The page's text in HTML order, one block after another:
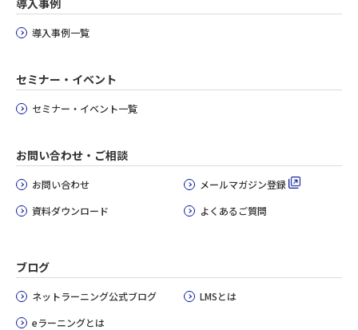
導入事例一覧
セミナー・イベント
セミナー・イベント一覧
お問い合わせ・ご相談
お問い合わせ
資料ダウンロード
メールマガジン登録
よくあるご質問
ブログ
ネットラーニング公式ブログ
eラーニングとは
LMSとは